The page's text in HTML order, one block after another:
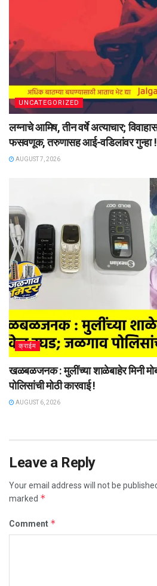
UNCATEGORIZED
लग्नाचे आमिष, तीन वर्षे अत्याचार;
फसवणूक, तरुणासह आई-वडिलांवर गुन्हा !
AUGUST 7, 2026
क्राईम
खळबळजनक : मुलींच्या शाळेबाहेर मिनी
पोलिसांची मोठी कारवाई !
AUGUST 6, 2026
Leave a Reply
Your email address will not be
marked *
Comment *